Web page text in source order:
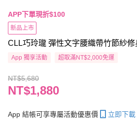
APP下單現折$100
新品上市
CLL巧玲瓏 彈性文字腰織帶竹節紗
App 獨享活動 超取滿NT$2,000免運
NT$5,680
NT$1,880
App 結帳可享專屬活動優惠價 立即下載